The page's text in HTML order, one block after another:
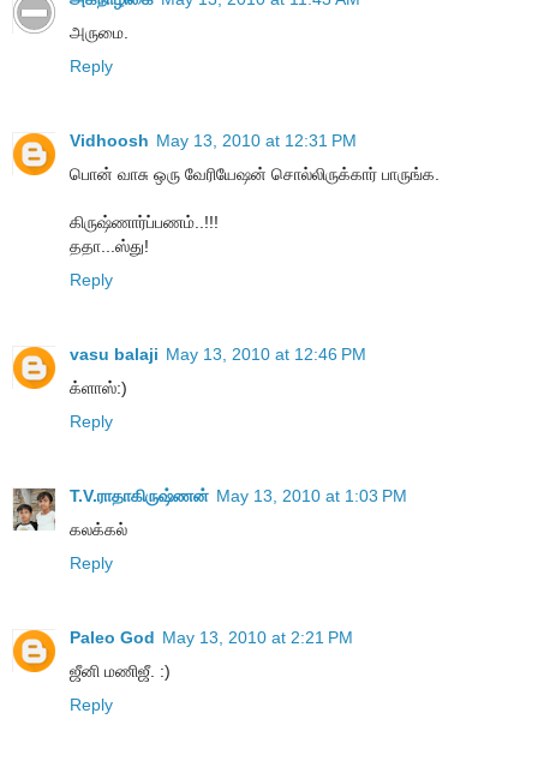
அருமை.
Reply
Vidhoosh May 13, 2010 at 12:31 PM
பொன் வாசு ஒரு வேரியேஷன் சொல்லிருக்கார் பாருங்க.
கிருஷ்ணார்ப்பணம்..!!!
ததா...ஸ்து!
Reply
vasu balaji May 13, 2010 at 12:46 PM
க்ளாஸ்:)
Reply
T.V.ராதாகிருஷ்ணன் May 13, 2010 at 1:03 PM
கலக்கல்
Reply
Paleo God May 13, 2010 at 2:21 PM
ஜீனி மணிஜீ. :)
Reply